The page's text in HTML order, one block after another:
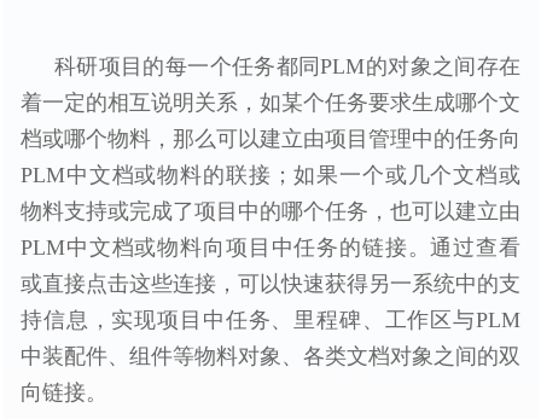
科研项目的每一个任务都同PLM的对象之间存在
着一定的相互说明关系，如某个任务要求生成哪个文
档或哪个物料，那么可以建立由项目管理中的任务向
PLM中文档或物料的联接；如果一个或几个文档或
物料支持或完成了项目中的哪个任务，也可以建立由
PLM中文档或物料向项目中任务的链接。通过查看
或直接点击这些连接，可以快速获得另一系统中的支
持信息，实现项目中任务、里程碑、工作区与PLM
中装配件、组件等物料对象、各类文档对象之间的双
向链接。